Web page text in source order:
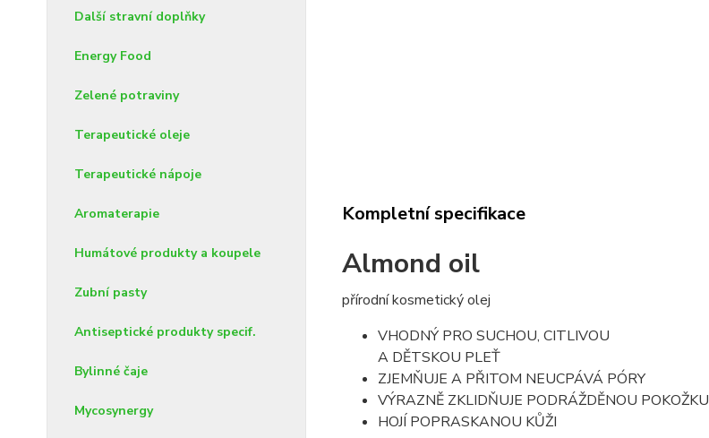
Další stravní doplňky
Energy Food
Zelené potraviny
Terapeutické oleje
Terapeutické nápoje
Aromaterapie
Humátové produkty a koupele
Zubní pasty
Antiseptické produkty specif.
Bylinné čaje
Mycosynergy
Kompletní specifikace
Almond oil
přírodní kosmetický olej
VHODNÝ PRO SUCHOU, CITLIVOU
A DĚTSKOU PLEŤ
ZJEMŇUJE A PŘITOM NEUCPÁVÁ PÓRY
VÝRAZNĚ ZKLIDŇUJE PODRÁŽDĚNOU POKOŽKU
HOJÍ POPRASKANOU KŮŽI